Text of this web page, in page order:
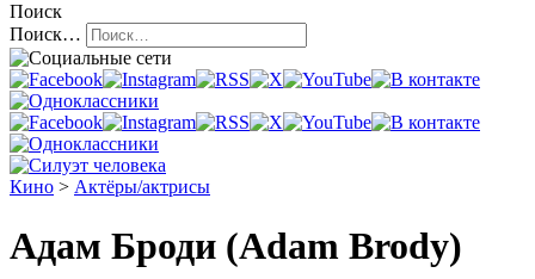
Поиск
Поиск…
Кино > Актёры/актрисы
Адам Броди (Adam Brody)